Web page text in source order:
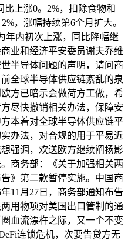
比上涨0。2%，扣除食物和
，涨幅持续第6个月扩大。
年内初次上涨，同比降幅继
业和经济平安委员谢夫乔维
半导体问题的声明，请问商
全球半导体供应链紊乱的泉
方已暗示会做荷方工做，希
尽快撤销相关办法，保障安
本着对全球半导体供应链平
办法，对合规的用于平易近
强调，欢送欧方继续阐扬影
商务部：《关于加强相关两
》第二款暂停实施。中国商
11月27日，商务部通知布告
用物项对美国出口管制的通
血流漂杵之际，又一个不变
连锁危机，次要告贷方无